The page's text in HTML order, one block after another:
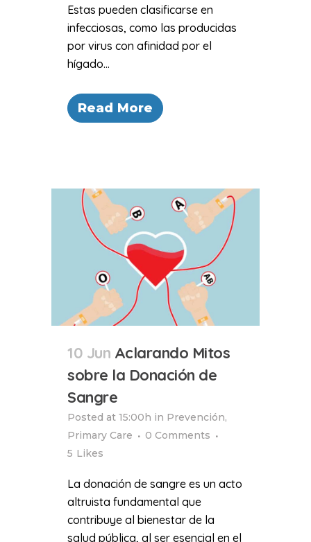
Estas pueden clasificarse en
infecciosas, como las producidas
por virus con afinidad por el
hígado...
Read More
10 Jun Aclarando Mitos
sobre la Donación de
Sangre
Posted at 15:00h in Prevención,
Primary Care
0 Comments
5 Likes
La donación de sangre es un acto
altruista fundamental que
contribuye al bienestar de la
salud pública, al ser esencial en el